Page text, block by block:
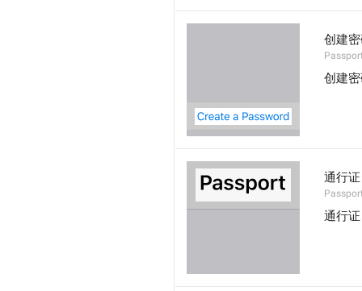
创建
创建
通行证
通行证